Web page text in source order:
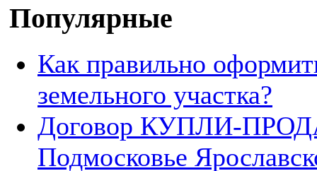
Популярные
Как правильно
земельного участка?
Договор КУПЛИ-
Подмосковье